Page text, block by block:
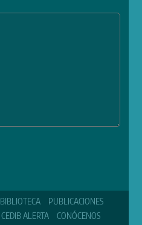
BIBLIOTECA
PUBLICACIONES
CEDIB ALERTA CONÓCENOS